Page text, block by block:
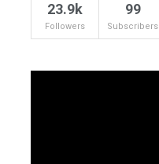
23.9k
Followers
99
Subscribers